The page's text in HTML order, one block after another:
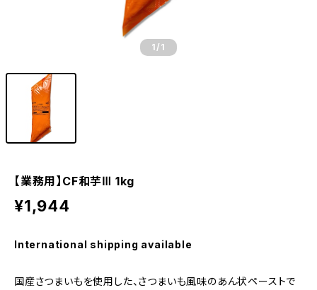
1 /1
【業務用】CF和芋Ⅲ 1kg
¥1,944
International shipping available
国産さつまいもを使用した、さつまいも風味のあん状ペーストで